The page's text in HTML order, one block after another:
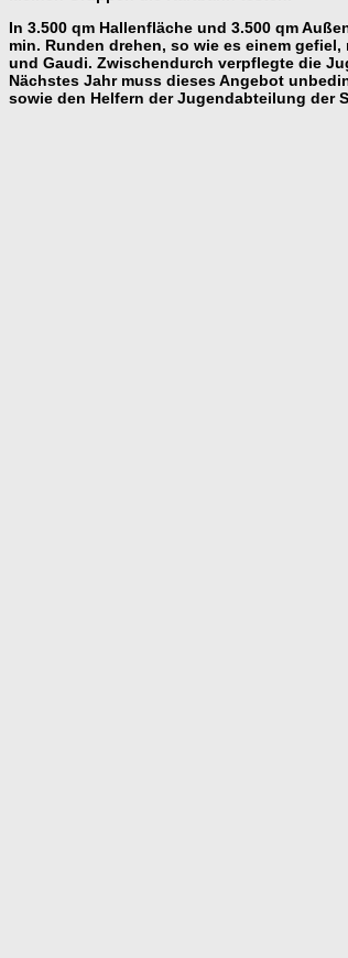
In 3.500 qm Hallenfläche und 3.500 qm
min. Runden drehen, so wie es einem
und Gaudi. Zwischendurch verpflegte die
Nächstes Jahr muss dieses Angebot
sowie den Helfern der